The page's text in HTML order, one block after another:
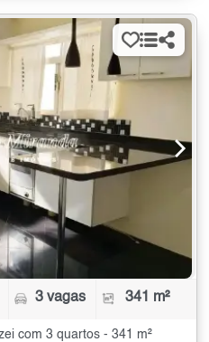
3 vagas 341 m²
com 3 quartos - 341 m²